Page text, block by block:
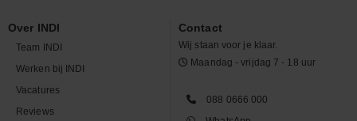
Over INDI
Team INDI
Werken bij INDI
Vacatures
Reviews
Contact
Wij staan voor je klaar.
Maandag - vrijdag 7 - 18 uur
088 0666 000